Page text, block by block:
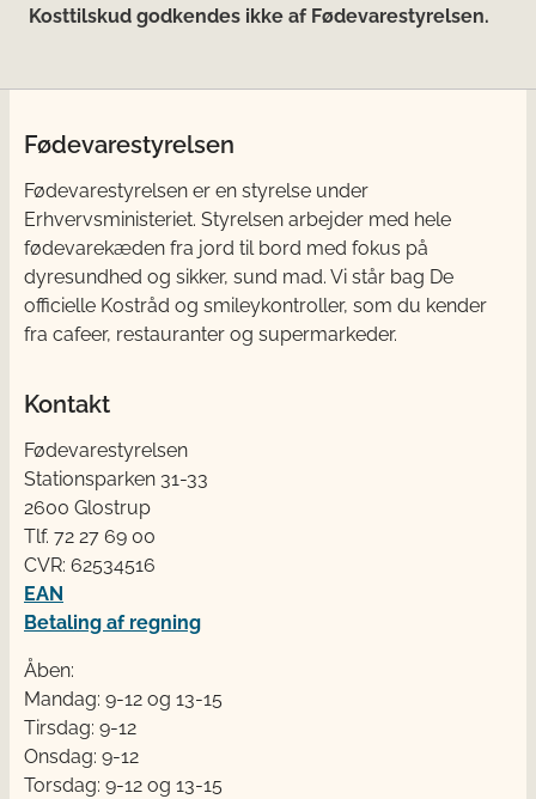
Kosttilskud godkendes ikke af Fødevarestyrelsen.
Fødevarestyrelsen
Fødevarestyrelsen er en styrelse under
Erhvervsministeriet. Styrelsen arbejder med hele
fødevarekæden fra jord til bord med fokus på
dyresundhed og sikker, sund mad. Vi står bag De
officielle Kostråd og smileykontroller, som du kender
fra cafeer, restauranter og supermarkeder.
Kontakt
Fødevarestyrelsen
Stationsparken 31-33
2600 Glostrup
Tlf. 72 2​​​7 69 00
CVR: 62534516
EAN
Betaling af regning
Åben:
Mandag: 9-12 og 13-15
Tirsdag: 9-12
Onsdag: 9-12
Torsdag: 9-12 og 13-15